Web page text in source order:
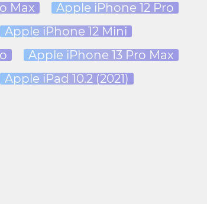
Max
Apple iPhone 12 Pro
Apple iPhone 12 Mini
Apple iPhone 13 Pro Max
Apple iPad 10.2 (2021)